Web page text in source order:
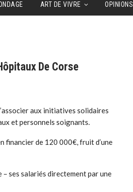
ART DE VIVRE OPINIONS
De Corse
aux initiatives solidaires
et personnels soignants.
financier de 120 000€, fruit d’une
– ses salariés directement par une